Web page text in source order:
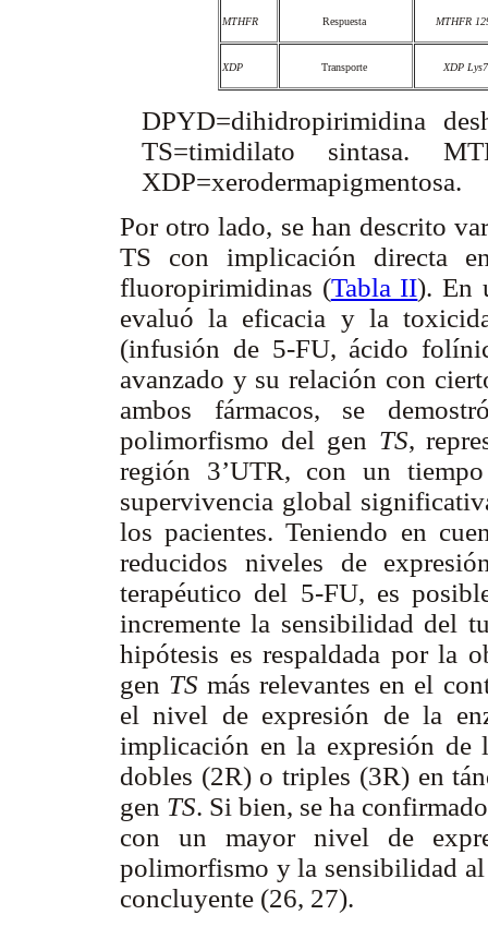
MTHFR Respuesta MTHFR
XDP Transporte XDP
DPYD=dihidropirimidina
TS=timidilato sintasa.
XDP=xerodermapigmentosa.
Por otro lado, se han descrito
TS con implicación directa
fluoropirimidinas (Tabla II). En
evaluó la eficacia y la
(infusión de 5-FU, ácido
avanzado y su relación con
ambos fármacos, se
polimorfismo del gen TS,
región 3’UTR, con un
supervivencia global
los pacientes. Teniendo en
reducidos niveles de
terapéutico del 5-FU, es
incremente la sensibilidad del
hipótesis es respaldada por la
gen TSmás relevantes en el
el nivel de expresión de la
implicación en la expresión de
dobles (2R) o triples (3R) en
gen TS. Si bien, se ha
con un mayor nivel de
polimorfismo y la sensibilidad al
concluyente (26, 27).